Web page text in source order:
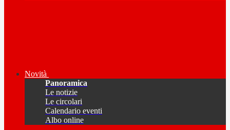
Novità
Panoramica
Le notizie
Le circolari
Calendario eventi
Albo online